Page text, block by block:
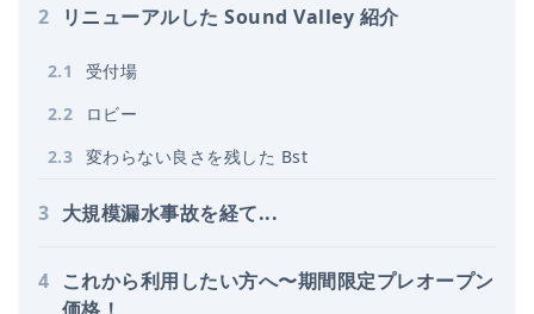
2 リニューアルした Sound Valley 紹介
2.1
受付場
2.2
ロビー
2.3 変わらない良さを残した Bst
3 大規模漏水事故を経て...
4 これから利用したい方へ〜期間限定プレオープン